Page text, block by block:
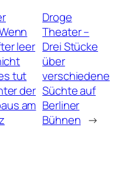
leer
tut
der
am
Droge
Theater –
Drei Stücke
über
verschiedene
Süchte auf
Berliner
Bühnen →